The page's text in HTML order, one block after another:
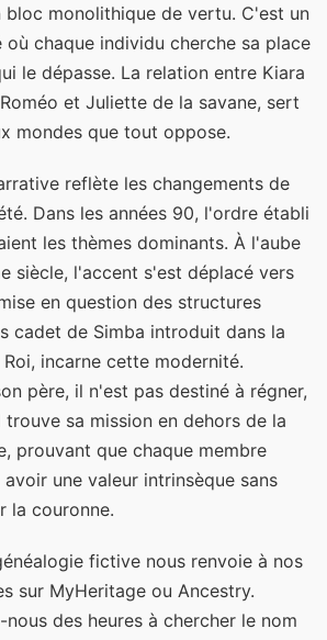
bloc monolithique de vertu. C'est un
chaque individu cherche sa place
le dépasse. La relation entre Kiara
et Juliette de la savane, sert
mondes que tout oppose.
reflète les changements de
Dans les années 90, l'ordre établi
les thèmes dominants. À l'aube
siècle, l'accent s'est déplacé vers
en question des structures
cadet de Simba introduit dans la
incarne cette modernité.
père, il n'est pas destiné à régner,
sa mission en dehors de la
prouvant que chaque membre
une valeur intrinsèque sans
la couronne.
fictive nous renvoie à nos
sur MyHeritage ou Ancestry.
des heures à chercher le nom